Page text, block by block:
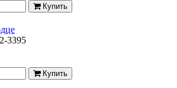
Купить
3395
Купить